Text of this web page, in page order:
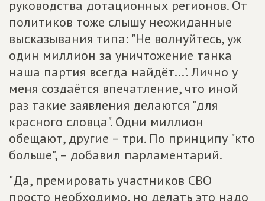
руководства дотационных регионов. От
политиков тоже слышу неожиданные
высказывания типа: "Не волнуйтесь, уж
один миллион за уничтожение танка
наша партия всегда найдёт...". Лично у
меня создаётся впечатление, что иной
раз такие заявления делаются "для
красного словца". Одни миллион
обещают, другие – три. По принципу "кто
больше", – добавил парламентарий.
"Да, премировать участников СВО
просто необходимо, но делать это надо